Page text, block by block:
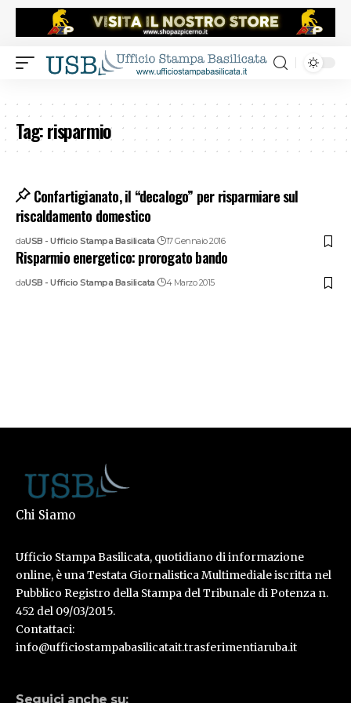
Tag:risparmio
Confartigianato, il “decalogo” per risparmiare sul
riscaldamento domestico
daUSB - Ufficio Stampa Basilicata 17 Gennaio 2016
Risparmio energetico: prorogato bando
daUSB - Ufficio Stampa Basilicata 4 Marzo 2015
Chi Siamo
Ufficio Stampa Basilicata, quotidiano di informazione
online, è una Testata Giornalistica Multimediale iscritta nel
Pubblico Registro della Stampa del Tribunale di Potenza n.
452 del 09/03/2015.
Contattaci:
info@ufficiostampabasilicatait.trasferimentiaruba.it
Seguici anche su: